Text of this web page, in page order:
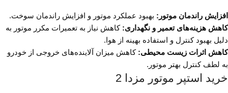
افزایش راندمان موتور: بهبود عملکرد موتور و افزایش راندمان سوخت.
کاهش هزینه‌های تعمیر و نگهداری: کاهش نیاز به تعمیرات مکرر موتور به
دلیل بهبود کنترل و استفاده بهینه از هوا.
کاهش اثرات زیست محیطی: کاهش میزان آلاینده‌های خروجی از خودرو
به لطف کنترل بهتر موتور.
خرید استپر موتور مزدا 2